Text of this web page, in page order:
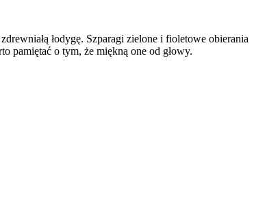
łodygę. Szparagi zielone i fioletowe obierania
pamiętać o tym, że miękną one od głowy.